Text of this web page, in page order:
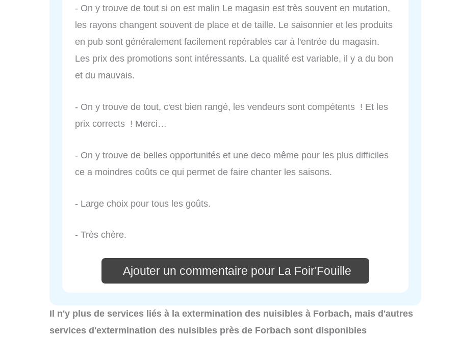
- On y trouve de tout si on est malin Le magasin est très souvent en mutation,
les rayons changent souvent de place et de taille. Le saisonnier et les produits
en pub sont généralement facilement repérables car à l'entrée du magasin.
Les prix des promotions sont intéressants. La qualité est variable, il y a du bon
et du mauvais.
- On y trouve de tout, c'est bien rangé, les vendeurs sont compétents ! Et les
prix corrects ! Merci…
- On y trouve de belles opportunités et une deco même pour les plus difficiles
ce a moindres coûts ce qui permet de faire chanter les saisons.
- Large choix pour tous les goûts.
- Très chère.
Ajouter un commentaire pour La Foir'Fouille
Il n'y plus de services liés à la extermination des nuisibles à Forbach, mais d'autres
services d'extermination des nuisibles près de Forbach sont disponibles